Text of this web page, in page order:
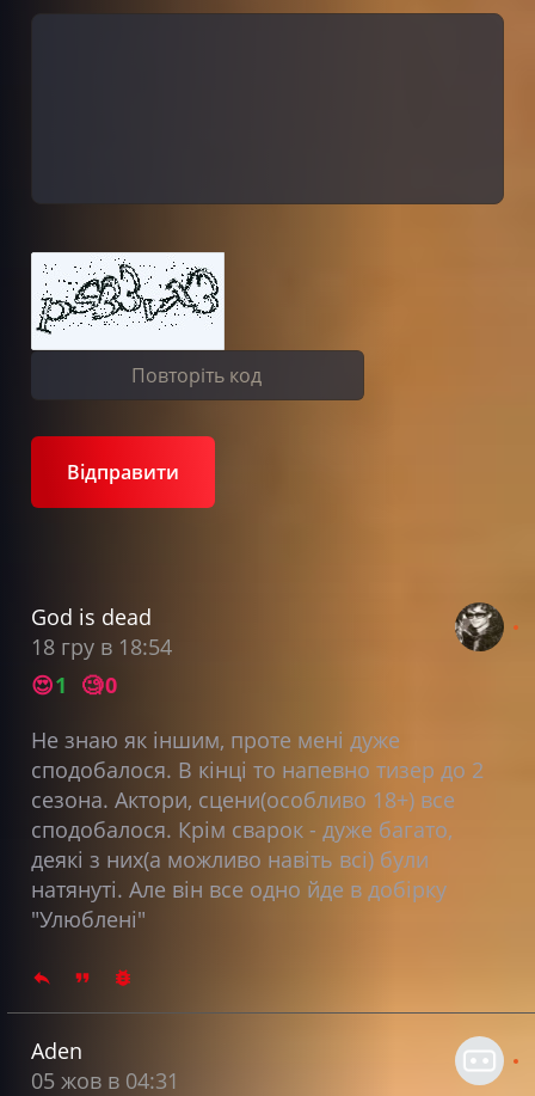
Відправити
God is dead
18 гру в 18:54
😍1 🧐0
Не знаю як іншим, проте мені дуже
сподобалося. В кінці то напевно тизер до 2
сезона. Актори, сцени(особливо 18+) все
сподобалося. Крім сварок - дуже багато,
деякі з них(а можливо навіть всі) були
натянуті. Але він все одно йде в добірку
"Улюблені"
Aden
05 жов в 04:31